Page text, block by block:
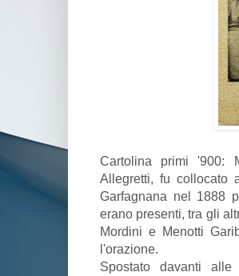
Cartolina primi '900:
Allegretti, fu collocato
Garfagnana nel 1888
erano presenti, tra gli
Mordini e Menotti
l'orazione.
Spostato davanti